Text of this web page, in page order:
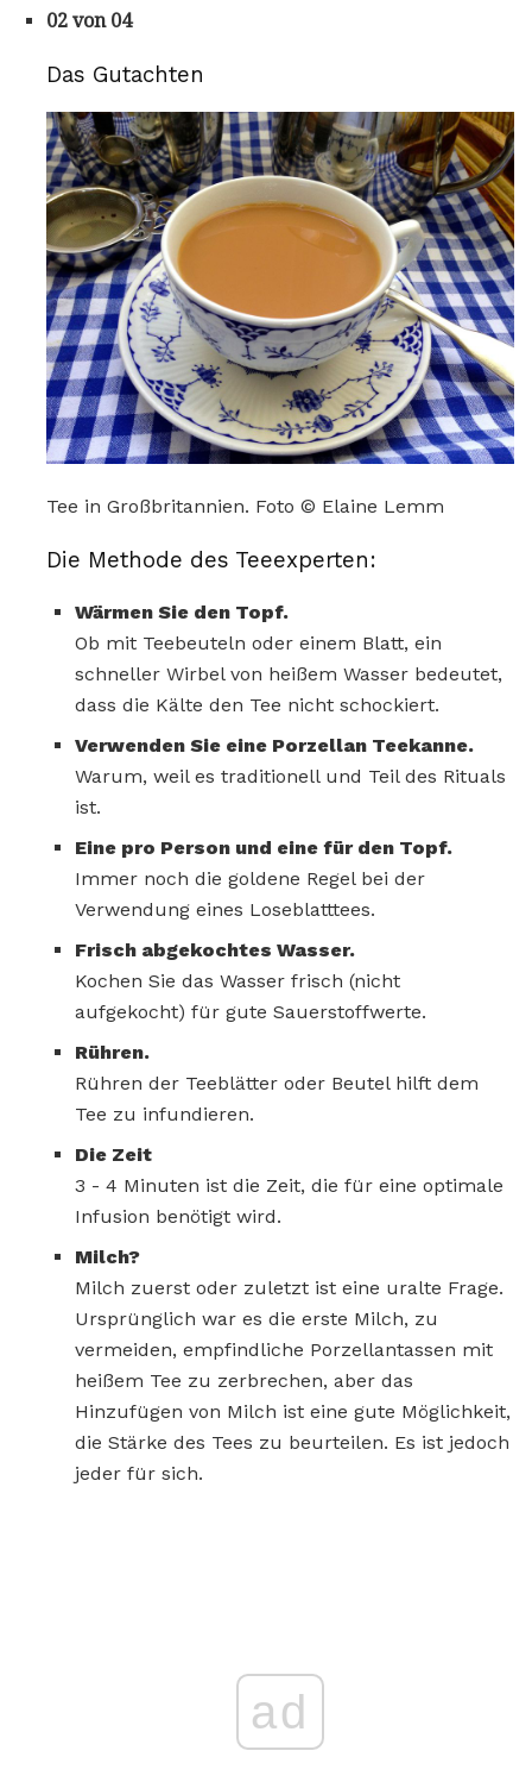
02 von 04
Das Gutachten
Tee in Großbritannien. Foto © Elaine Lemm
Die Methode des Teeexperten:
Wärmen Sie den Topf.
Ob mit Teebeuteln oder einem Blatt, ein
schneller Wirbel von heißem Wasser bedeutet,
dass die Kälte den Tee nicht schockiert.
Verwenden Sie eine Porzellan Teekanne.
Warum, weil es traditionell und Teil des Rituals
ist.
Eine pro Person und eine für den Topf.
Immer noch die goldene Regel bei der
Verwendung eines Loseblatttees.
Frisch abgekochtes Wasser.
Kochen Sie das Wasser frisch (nicht
aufgekocht) für gute Sauerstoffwerte.
Rühren.
Rühren der Teeblätter oder Beutel hilft dem
Tee zu infundieren.
Die Zeit
3 - 4 Minuten ist die Zeit, die für eine optimale
Infusion benötigt wird.
Milch?
Milch zuerst oder zuletzt ist eine uralte Frage.
Ursprünglich war es die erste Milch, zu
vermeiden, empfindliche Porzellantassen mit
heißem Tee zu zerbrechen, aber das
Hinzufügen von Milch ist eine gute Möglichkeit,
die Stärke des Tees zu beurteilen. Es ist jedoch
jeder für sich.
ad